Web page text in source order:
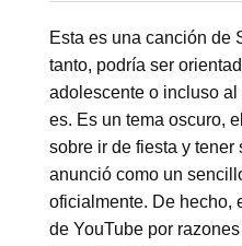
Esta es una canción de
tanto, podría ser
adolescente o incluso
es. Es un tema oscuro,
sobre ir de fiesta y
anunció como un
oficialmente. De hecho,
de YouTube por